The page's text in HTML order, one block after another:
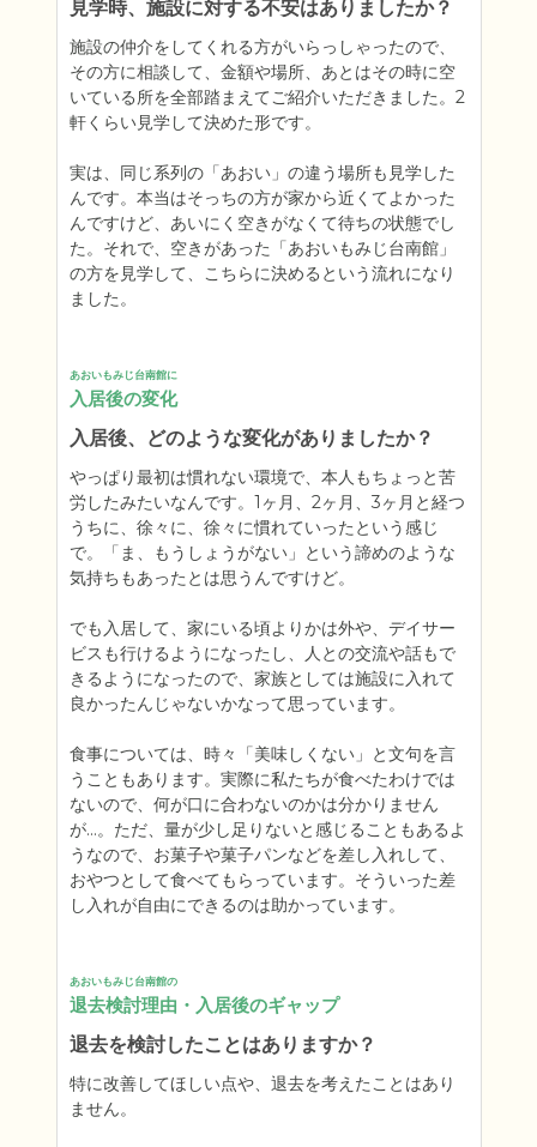
見学時、施設に対する不安はありましたか？
施設の仲介をしてくれる方がいらっしゃったので、
その方に相談して、金額や場所、あとはその時に空
いている所を全部踏まえてご紹介いただきました。2
軒くらい見学して決めた形です。
実は、同じ系列の「あおい」の違う場所も見学した
んです。本当はそっちの方が家から近くてよかった
んですけど、あいにく空きがなくて待ちの状態でし
た。それで、空きがあった「あおいもみじ台南館」
の方を見学して、こちらに決めるという流れになり
ました。
あおいもみじ台南館に
入居後の変化
入居後、どのような変化がありましたか？
やっぱり最初は慣れない環境で、本人もちょっと苦
労したみたいなんです。1ヶ月、2ヶ月、3ヶ月と経つ
うちに、徐々に、徐々に慣れていったという感じ
で。「ま、もうしょうがない」という諦めのような
気持ちもあったとは思うんですけど。
でも入居して、家にいる頃よりかは外や、デイサー
ビスも行けるようになったし、人との交流や話もで
きるようになったので、家族としては施設に入れて
良かったんじゃないかなって思っています。
食事については、時々「美味しくない」と文句を言
うこともあります。実際に私たちが食べたわけでは
ないので、何が口に合わないのかは分かりません
が…。ただ、量が少し足りないと感じることもあるよ
うなので、お菓子や菓子パンなどを差し入れして、
おやつとして食べてもらっています。そういった差
し入れが自由にできるのは助かっています。
あおいもみじ台南館の
退去検討理由・入居後のギャップ
退去を検討したことはありますか？
特に改善してほしい点や、退去を考えたことはあり
ません。